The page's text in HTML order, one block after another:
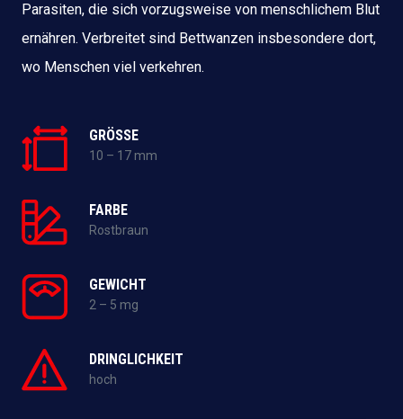
Parasiten, die sich vorzugsweise von menschlichem Blut
ernähren. Verbreitet sind Bettwanzen insbesondere dort,
wo Menschen viel verkehren.
GRÖSSE
10 – 17 mm
FARBE
Rostbraun
GEWICHT
2 – 5 mg
DRINGLICHKEIT
hoch